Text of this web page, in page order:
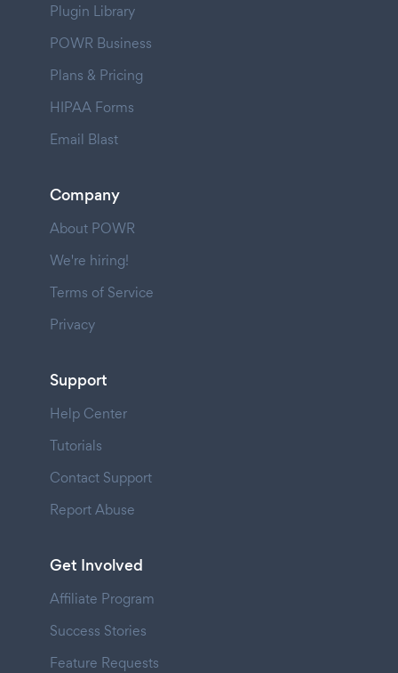
Plugin Library
POWR Business
Plans & Pricing
HIPAA Forms
Email Blast
Company
About POWR
We're hiring!
Terms of Service
Privacy
Support
Help Center
Tutorials
Contact Support
Report Abuse
Get Involved
Affiliate Program
Success Stories
Feature Requests